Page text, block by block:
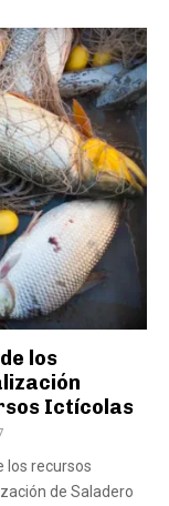
los
Ictícolas
los recursos
de Saladero